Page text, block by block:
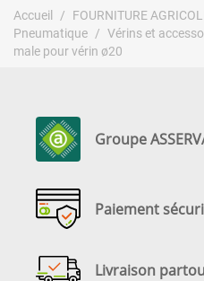
Accueil FOURNITURE
Pneumatique
Vérins et
male pour vérin ø20
Groupe
Paiement
Livraison